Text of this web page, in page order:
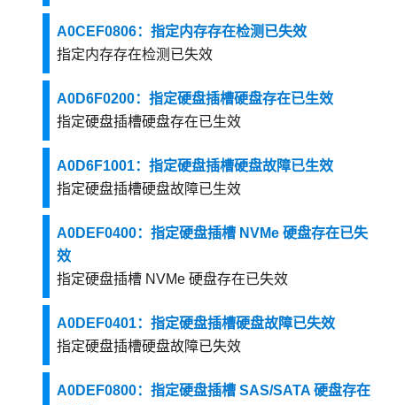
A0CEF0806：指定内存存在检测已失效
指定内存存在检测已失效
A0D6F0200：指定硬盘插槽硬盘存在已生效
指定硬盘插槽硬盘存在已生效
A0D6F1001：指定硬盘插槽硬盘故障已生效
指定硬盘插槽硬盘故障已生效
A0DEF0400：指定硬盘插槽 NVMe 硬盘存在已失
效
指定硬盘插槽 NVMe 硬盘存在已失效
A0DEF0401：指定硬盘插槽硬盘故障已失效
指定硬盘插槽硬盘故障已失效
A0DEF0800：指定硬盘插槽 SAS/SATA 硬盘存在